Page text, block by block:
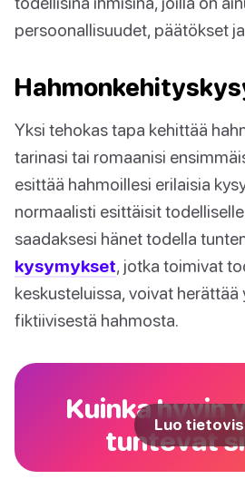
persoonallisuudet, päätökset
Yksi tehokas tapa kehittää
tarinasi tai romaanisi
esittää hahmoillesi erilaisia
normaalisti esittäisit
saadaksesi hänet todella
kysymykset, jotka toimivat
keskusteluissa, voivat
fiktiivisestä hahmosta.
Kuinka hyvin
tuntevat
Luo